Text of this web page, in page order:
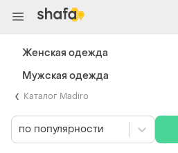
Каталог Madiro
по популярности
Женская одежда
Мужская одежда